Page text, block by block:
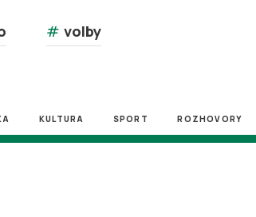
# volby
KULTURA SPORT ROZHOVORY